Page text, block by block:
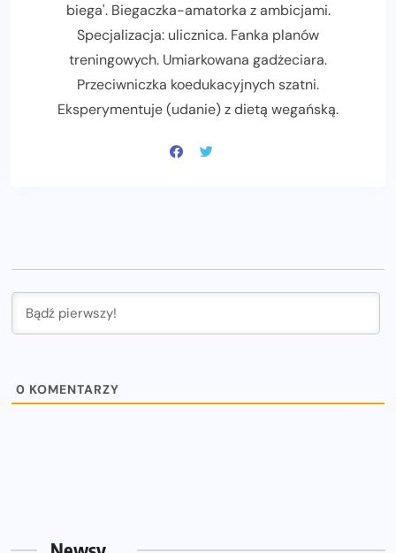
biega'. Biegaczka-amatorka z ambicjami.
Specjalizacja: ulicznica. Fanka planów
treningowych. Umiarkowana gadżeciara.
Przeciwniczka koedukacyjnych szatni.
Eksperymentuje (udanie) z dietą wegańską.
0 KOMENTARZY